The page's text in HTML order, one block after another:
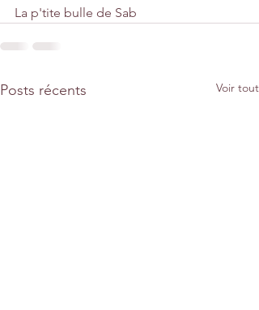
La p'tite bulle de Sab
Posts récents Voir tout